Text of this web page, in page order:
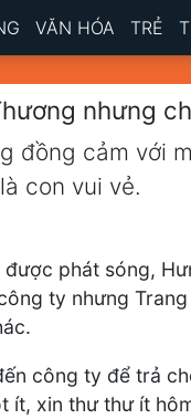
VĂN HÓA TRẺ
nhưng
đồng cảm với
con vui vẻ.
được phát sóng,
ty nhưng
công ty để trả
ít, xin thư thư ít